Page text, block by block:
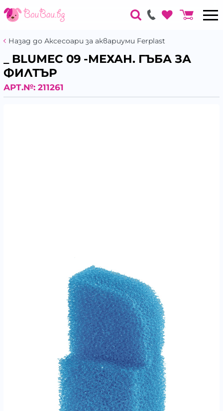
Назад до Аксесоари за аквариуми Ferplast
_ BLUMEC 09 -МЕХАН. ГЪБА ЗА
ФИЛТЪР
АРТ.№: 211261